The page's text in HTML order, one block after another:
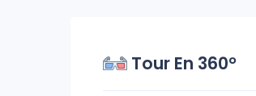
Tour En 360°